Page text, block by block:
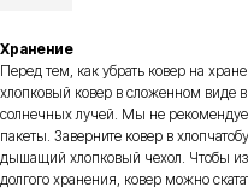
Хранение
Перед тем, как убрать ковер на
хлопковый ковер в сложенном
солнечных лучей. Мы не
пакеты. Заверните ковер в
дышащий хлопковый чехол. Чтобы
долгого хранения, ковер можно